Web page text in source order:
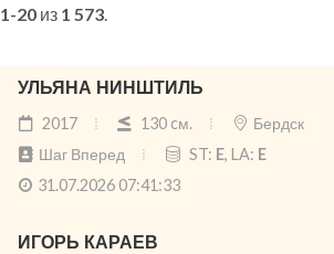
1-20 из 1 573.
УЛЬЯНА НИНШТИЛЬ
2017 130 cм.
Бердск
Шаг Вперед
ST: E, LA: E
31.07.2026 07:41:33
ИГОРЬ КАРАЕВ